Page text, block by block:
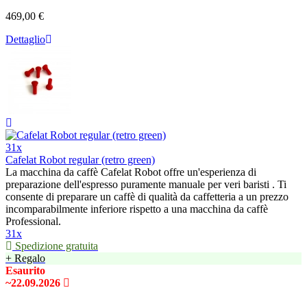
469,00 €
Dettaglio
31x
Cafelat Robot regular (retro green)
La macchina da caffè Cafelat Robot offre un'esperienza di
preparazione dell'espresso puramente manuale per veri baristi . Ti
consente di preparare un caffè di qualità da caffetteria a un prezzo
incomparabilmente inferiore rispetto a una macchina da caffè
Professional.
31x
Spedizione gratuita
+ Regalo
Esaurito
~22.09.2026